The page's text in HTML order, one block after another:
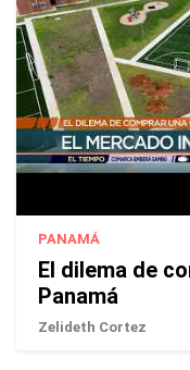
PANAMÁ
El dilema de
Panamá
Zelideth Cortez